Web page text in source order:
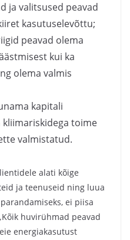
ja valitsused peavad
kasutuselevõttu;
peavad olema
kui ka
olema valmis
kapitali
toime
valmistatud.
alati kõige
ja teenuseid ning luua
ei piisa
huvirühmad peavad
energiakasutust